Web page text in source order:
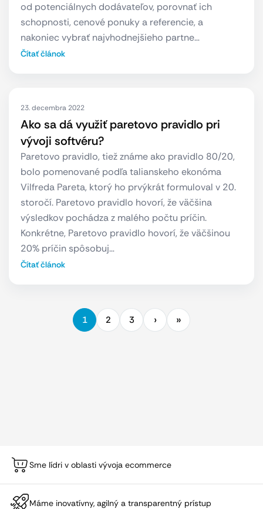
od potenciálnych dodávateľov, porovnať ich
schopnosti, cenové ponuky a referencie, a
nakoniec vybrať najvhodnejšieho partne…
Čítať článok
23. decembra 2022
Ako sa dá využiť paretovo pravidlo pri
vývoji softvéru?
Paretovo pravidlo, tiež známe ako pravidlo 80/20,
bolo pomenované podľa talianskeho ekonóma
Vilfreda Pareta, ktorý ho prvýkrát formuloval v 20.
storočí. Paretovo pravidlo hovorí, že väčšina
výsledkov pochádza z malého počtu príčin.
Konkrétne, Paretovo pravidlo hovorí, že väčšinou
20% príčin spôsobuj…
Čítať článok
1 2 3
Sme lídri v oblasti vývoja ecommerce
Máme inovatívny, agilný a transparentný prístup